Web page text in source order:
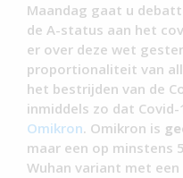
Maandag gaat u
de A-status aan het
er over deze wet
proportionaliteit van
het bestrijden van de
inmiddels zo dat
Omikron. Omikron is
maar een op minstens
Wuhan variant met